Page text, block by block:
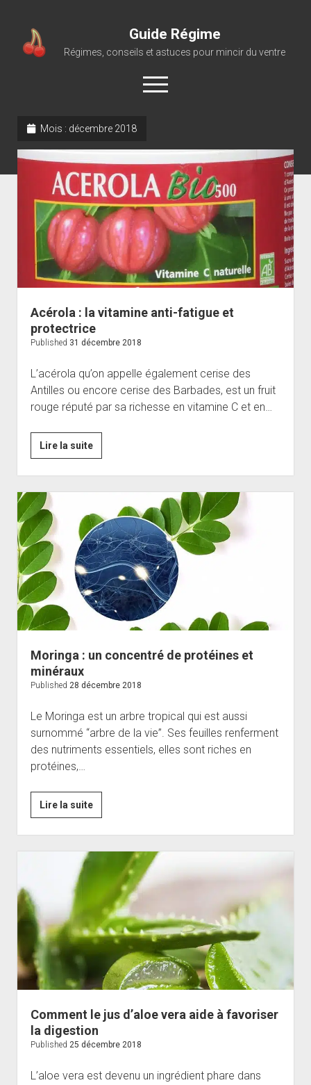
Guide Régime
Régimes, conseils et astuces pour mincir du ventre
open
menu
Mois : décembre 2018
Acérola : la vitamine anti-fatigue et
protectrice
Published 31 décembre 2018
L’acérola qu’on appelle également cerise des
Antilles ou encore cerise des Barbades, est un fruit
rouge réputé par sa richesse en vitamine C et en…
Lire la suiteAcérola
:
la
vitamine
anti-
fatigue
et
protectrice
Moringa : un concentré de protéines et
minéraux
Published 28 décembre 2018
Le Moringa est un arbre tropical qui est aussi
surnommé “arbre de la vie”. Ses feuilles renferment
des nutriments essentiels, elles sont riches en
protéines,…
Lire la suiteMoringa
:
un
concentré
protéines
minéraux
Comment le jus d’aloe vera aide à favoriser
la digestion
Published 25 décembre 2018
L’aloe vera est devenu un ingrédient phare dans